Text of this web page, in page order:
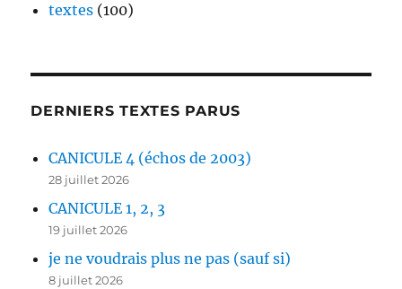
textes (100)
DERNIERS TEXTES PARUS
CANICULE 4 (échos de 2003)
28 juillet 2026
CANICULE 1, 2, 3
19 juillet 2026
je ne voudrais plus ne pas (sauf si)
8 juillet 2026